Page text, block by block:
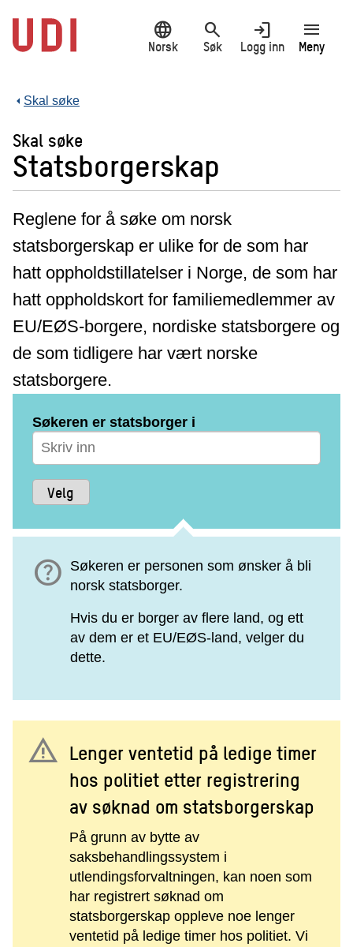
hovedinnhold
language
Norsk
search
Søk
login
Logg inn
menu
Meny
Skal søke
Skal søke
Statsborgerskap
Reglene for å søke om norsk
statsborgerskap er ulike for de som har
hatt oppholdstillatelser i Norge, de som har
hatt oppholdskort for familiemedlemmer av
EU/EØS-borgere, nordiske statsborgere og
de som tidligere har vært norske
statsborgere.
Søkeren er statsborger i
help Søkeren er personen som ønsker å bli
norsk statsborger.
Hvis du er borger av flere land, og ett
av dem er et EU/EØS-land, velger du
dette.
warning Lenger ventetid på ledige timer
hos politiet etter registrering
av søknad om statsborgerskap
På grunn av bytte av
saksbehandlingssystem i
utlendingsforvaltningen, kan noen som
har registrert søknad om
statsborgerskap oppleve noe lenger
ventetid på ledige timer hos politiet. Vi